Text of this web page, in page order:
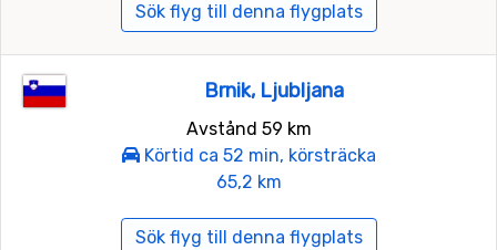
Sök flyg till denna flygplats
Brnik, Ljubljana
Avstånd 59 km
Körtid ca 52 min, körsträcka
65,2 km
Sök flyg till denna flygplats